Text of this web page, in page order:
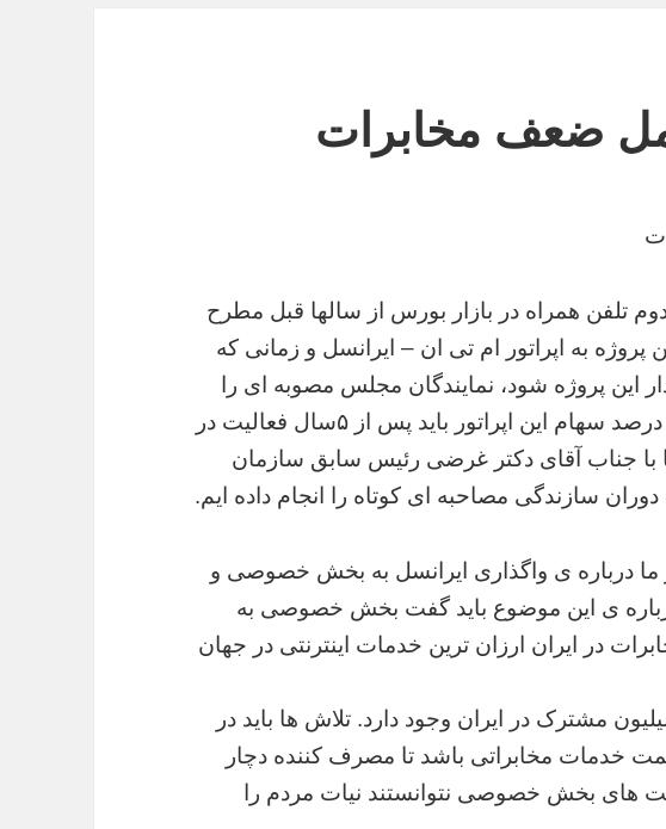
ضعف مخابرات
تلفن همراه در بازار بورس از سالها قبل مطرح
پروژه به اپراتور ام تی ان – ایرانسل و زمانی که
پروژه شود، نمایندگان مجلس مصوبه ای را
نهایی کردند که براساس آن ۲۱ درصد سهام این اپراتور باید پس از ۵سال فعالیت در
جناب آقای دکتر غرضی رئیس سابق سازمان
سازندگی مصاحبه ای کوتاه را انجام داده ایم.
درباره ی واگذاری ایرانسل به بخش خصوصی و
ی این موضوع باید گفت بخش خصوصی به
در ایران ارزان ترین خدمات اینترنتی در جهان
مشترک در ایران وجود دارد. تلاش ها باید در
خدمات مخابراتی باشد تا مصرف کننده دچار
های بخش خصوصی نتوانستند نیات مردم را